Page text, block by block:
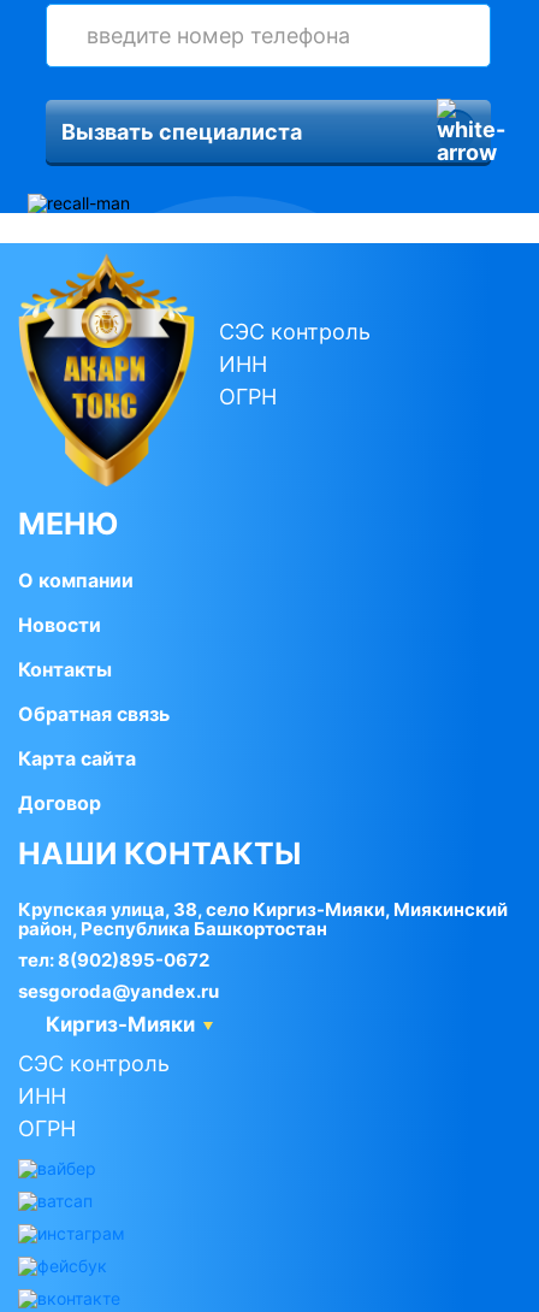
Вызвать специалиста
СЭС контроль
ИНН
ОГРН
МЕНЮ
О компании
Новости
Контакты
Обратная связь
Карта сайта
Договор
НАШИ КОНТАКТЫ
Крупская улица, 38, село Киргиз-Мияки, Миякинский
район, Республика Башкортостан
тел:8(902)895-0672
sesgoroda@yandex.ru
Киргиз-Мияки
СЭС контроль
ИНН
ОГРН